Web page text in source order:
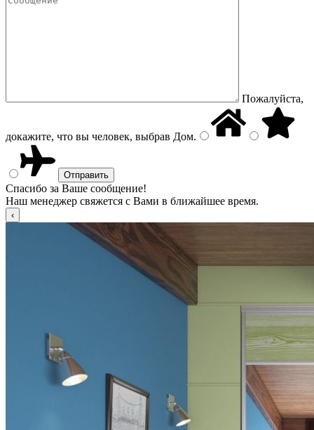
Пожалуйста,
докажите, что вы человек, выбрав Дом.
Спасибо за Ваше сообщение!
Наш менеджер свяжется с Вами в ближайшее время.